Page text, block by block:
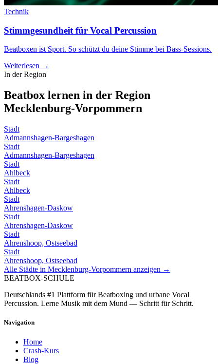
Technik
Stimmgesundheit für Vocal Percussion
Beatboxen ist Sport. So schützt du deine Stimme bei Bass-Sessions.
Weiterlesen →
In der Region
Beatbox lernen in der Region
Mecklenburg-Vorpommern
Stadt
Admannshagen-Bargeshagen
Stadt
Admannshagen-Bargeshagen
Stadt
Ahlbeck
Stadt
Ahlbeck
Stadt
Ahrenshagen-Daskow
Stadt
Ahrenshagen-Daskow
Stadt
Ahrenshoop, Ostseebad
Stadt
Ahrenshoop, Ostseebad
Alle Städte in Mecklenburg-Vorpommern anzeigen →
BEATBOX-SCHULE
Deutschlands #1 Plattform für Beatboxing und urbane Vocal
Percussion. Lerne Musik mit dem Mund — Schritt für Schritt.
Navigation
Home
Crash-Kurs
Blog